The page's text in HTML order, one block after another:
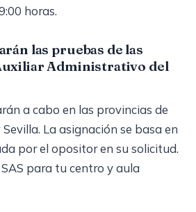
horas.
las pruebas de las
Administrativo del
a cabo en las provincias de
La asignación se basa en
por el opositor en su solicitud.
para tu centro y aula